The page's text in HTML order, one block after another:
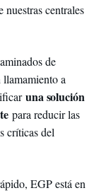
centrales
de
a
una solución
para reducir las
críticas del
EGP está en